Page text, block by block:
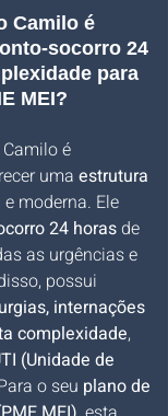
Camilo é
socorro 24
para
MEI?
é
uma estrutura
e moderna. Ele
24 horas de
as urgências e
possui
internações
complexidade,
(Unidade de
o seu plano de